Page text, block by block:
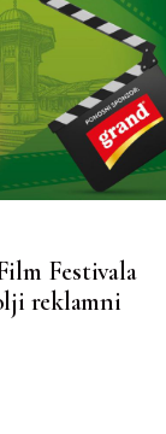
Festivala
reklamni